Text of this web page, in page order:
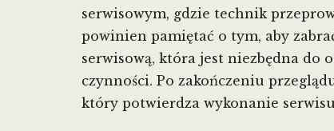
serwisowym, gdzie technik
powinien pamiętać o tym, aby
serwisową, która jest niezbędna do
czynności. Po zakończeniu
który potwierdza wykonanie